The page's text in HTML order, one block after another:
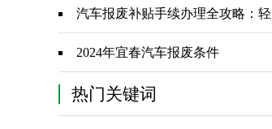
规定的？
汽车报废补贴手续办理全攻略：轻
松领取补贴，告别老旧车辆
2024年宜春汽车报废条件
热门关键词